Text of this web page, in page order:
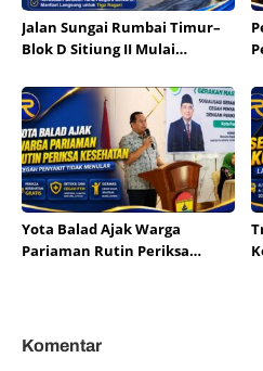
Jalan Sungai Rumbai Timur–
Blok D Sitiung II Mulai
Tahun Segera Berakhir
Yota Balad Ajak Warga
Pariaman Rutin Periksa
Komentar